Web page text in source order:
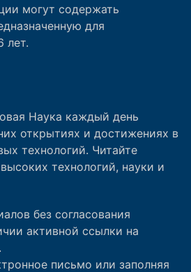
могут содержать
для
лет.
Наука каждый день
открытиях и достижениях в
технологий. Читайте
технологий, науки и
без согласования
активной ссылки на
письмо или заполняя